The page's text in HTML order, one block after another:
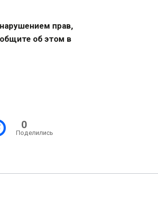
прав,
об этом в
0
Поделились